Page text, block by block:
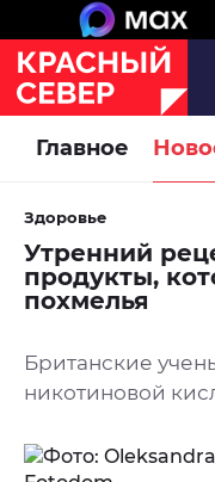
Главное
Здоровье
Утренний
продукты,
похмелья
Британские
никотиновой